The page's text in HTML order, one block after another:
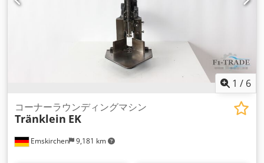
1 / 6
Emskirchen 9,181 km
コーナーラウンディングマシン
Tränklein EK